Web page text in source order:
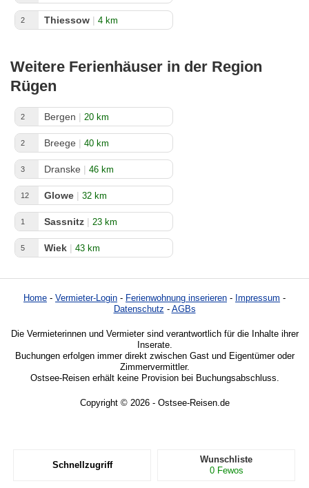
2 Thiessow | 4 km
Weitere Ferienhäuser in der Region
Rügen
2 Bergen | 20 km
2 Breege | 40 km
3 Dranske | 46 km
12 Glowe | 32 km
1 Sassnitz | 23 km
5 Wiek | 43 km
Home - Vermieter-Login - Ferienwohnung inserieren - Impressum -
Datenschutz - AGBs
Die Vermieterinnen und Vermieter sind verantwortlich für die Inhalte ihrer
Inserate.
Buchungen erfolgen immer direkt zwischen Gast und Eigentümer oder
Zimmervermittler.
Ostsee-Reisen erhält keine Provision bei Buchungsabschluss.
Copyright © 2026 - Ostsee-Reisen.de
Schnellzugriff
Wunschliste
0 Fewos